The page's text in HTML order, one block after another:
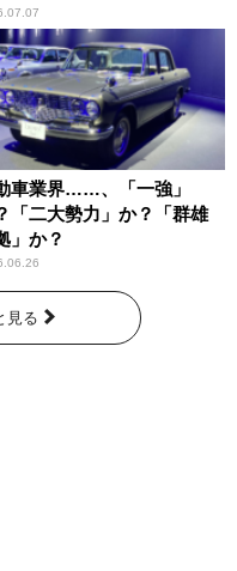
車業界……、「一強」
「二大勢力」か？「群雄
」か？
見る